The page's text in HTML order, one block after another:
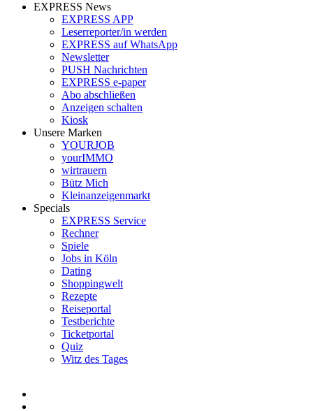
EXPRESS News
EXPRESS APP
Leserreporter/in werden
EXPRESS auf WhatsApp
Newsletter
PUSH Nachrichten
EXPRESS e-paper
Abo abschließen
Anzeigen schalten
Kiosk
Unsere Marken
YOURJOB
yourIMMO
wirtrauern
Bütz Mich
Kleinanzeigenmarkt
Specials
EXPRESS Service
Rechner
Spiele
Jobs in Köln
Dating
Shoppingwelt
Rezepte
Reiseportal
Testberichte
Ticketportal
Quiz
Witz des Tages